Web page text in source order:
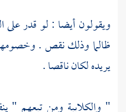
ويقولون أيضا : لو قدر على
ظالما وذلك نقص .
يريده لكان ناقصا .